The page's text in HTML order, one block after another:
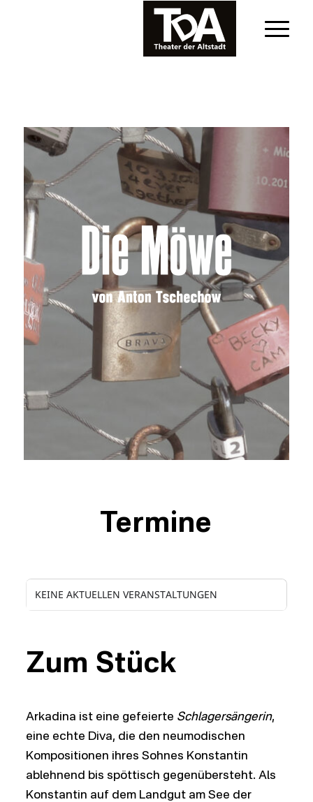
Termine
KEINE AKTUELLEN VERANSTALTUNGEN
Zum Stück
Arkadina ist eine gefeierte Schlagersängerin,
eine echte Diva, die den neumodischen
Kompositionen ihres Sohnes Konstantin
ablehnend bis spöttisch gegenübersteht. Als
Konstantin auf dem Landgut am See der